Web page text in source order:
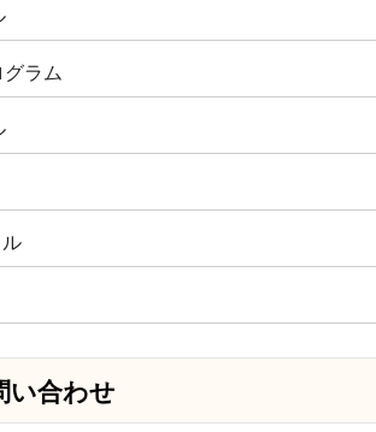
ラム
い合わせ